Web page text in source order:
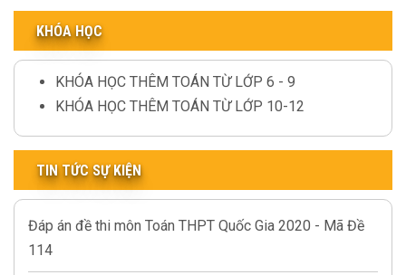
KHÓA HỌC
KHÓA HỌC THÊM TOÁN TỪ LỚP 6 - 9
KHÓA HỌC THÊM TOÁN TỪ LỚP 10-12
TIN TỨC SỰ KIỆN
Đáp án đề thi môn Toán THPT Quốc Gia 2020 - Mã Đề
114